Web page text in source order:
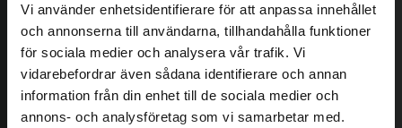
Vi använder enhetsidentifierare för att anpassa innehållet
och annonserna till användarna, tillhandahålla funktioner
för sociala medier och analysera vår trafik. Vi
vidarebefordrar även sådana identifierare och annan
information från din enhet till de sociala medier och
annons- och analysföretag som vi samarbetar med.